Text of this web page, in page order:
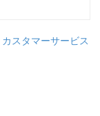
カスタマーサービス